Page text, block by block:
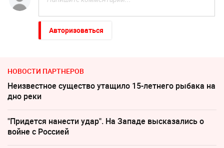
Авторизоваться
НОВОСТИ ПАРТНЕРОВ
Неизвестное существо утащило 15-летнего рыбака на
дно реки
"Придется нанести удар". На Западе высказались о
войне с Россией